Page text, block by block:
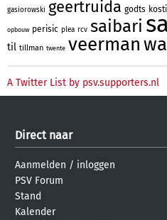
gasiorowski geertruida godts
opbouw perisic plea rcv saibari
til tillman twente veerman
A Twitter List by psv.supporters.nl
Direct naar
Aanmelden / inloggen
PSV Forum
Stand
Kalender